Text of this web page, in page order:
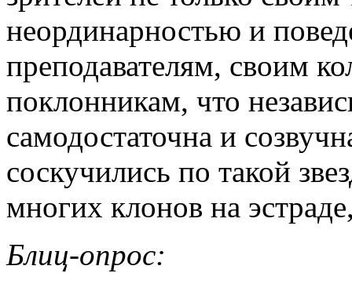
неординарностью и
преподавателям, своим
поклонникам, что
самодостаточна и
соскучились по такой
многих клонов на
Блиц-опрос: